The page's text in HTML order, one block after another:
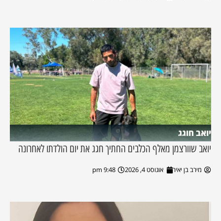
יואב חוגג
יואב שוורצמן מאלף הכלבים החתיך חגג את יום הולדתו לאחרונה
מירב בן יאיר אוגוסט 4, 2026 9:48 pm